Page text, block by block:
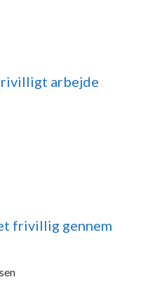
arbejde
frivillig gennem